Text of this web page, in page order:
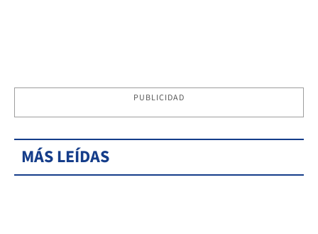
PUBLICIDAD
MÁS LEÍDAS